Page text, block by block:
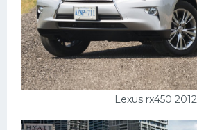
Lexus rx450 2012